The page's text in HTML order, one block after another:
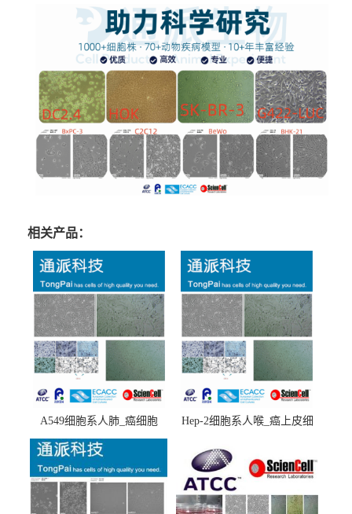
相关产品：
A549细胞系人肺_癌细胞
(A549细胞)
Hep-2细胞系人喉_癌上皮细